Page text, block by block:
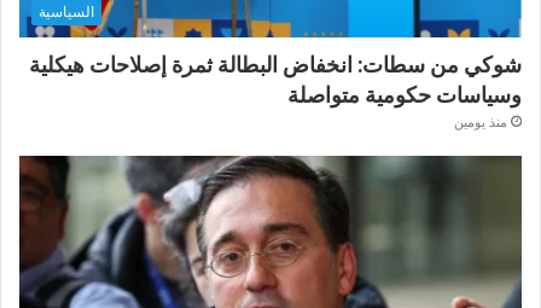
السياسية
شوكي من سطات: انخفاض البطالة ثمرة إصلاحات هيكلية
وسياسات حكومية متواصلة
منذ يومين